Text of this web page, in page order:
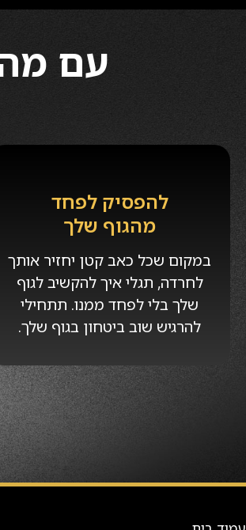
עם
1
להפסיק לפחד
מהגוף שלך
במקום שכל כאב קטן יחזיר אותך
לחרדה, תגלי איך להקשיב לגוף
שלך בלי לפחד ממנו. תתחילי
להרגיש שוב ביטחון בגוף שלך.